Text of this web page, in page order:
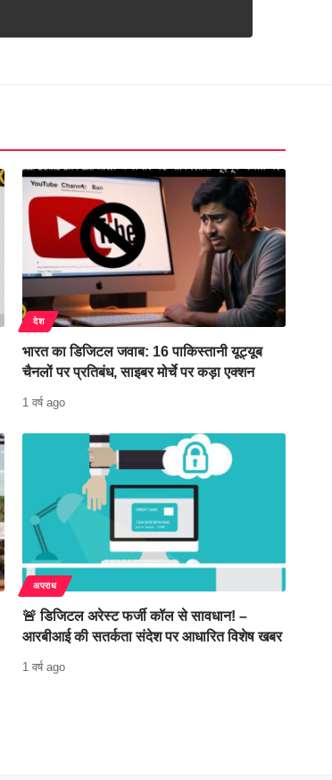
देश
भारत का डिजिटल जवाब: 16 पाकिस्तानी यूट्यूब
चैनलों पर प्रतिबंध, साइबर मोर्चे पर कड़ा एक्शन
1 वर्ष ago
अपराध
🚨 डिजिटल अरेस्ट फर्जी कॉल से सावधान! –
आरबीआई की सतर्कता संदेश पर आधारित विशेष खबर
1 वर्ष ago